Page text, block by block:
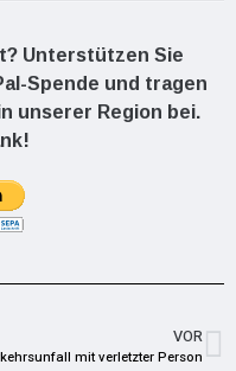
Unterstützen Sie
Spende und tragen
unserer Region bei.
VOR
mit verletzter Person